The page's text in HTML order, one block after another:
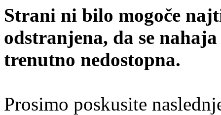
Strani ni bilo mogoče
odstranjena, da se
trenutno nedostopna.
Prosimo poskusite